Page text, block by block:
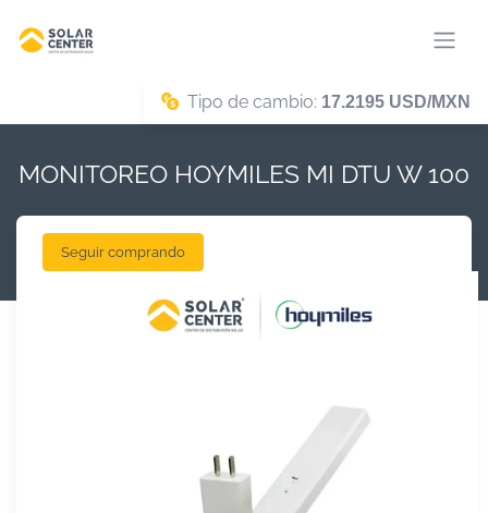
Tipo de cambio: 17.2195 USD/MXN
MONITOREO HOYMILES MI DTU W 100
Seguir comprando